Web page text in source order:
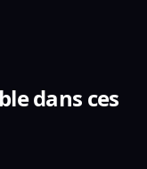
dans ces